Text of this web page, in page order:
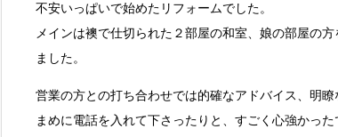
不安いっぱいで始めたリフォームでした。
メインは襖で仕切られた２部屋の和室、娘の部屋の
ました。
営業の方との打ち合わせでは的確なアドバイス、明
まめに電話を入れて下さったりと、すごく心強かった